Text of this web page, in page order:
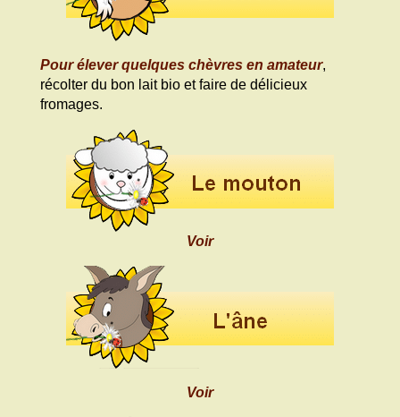
Pour élever quelques chèvres en amateur,
récolter du bon lait bio et faire de délicieux
fromages.
Voir
Voir